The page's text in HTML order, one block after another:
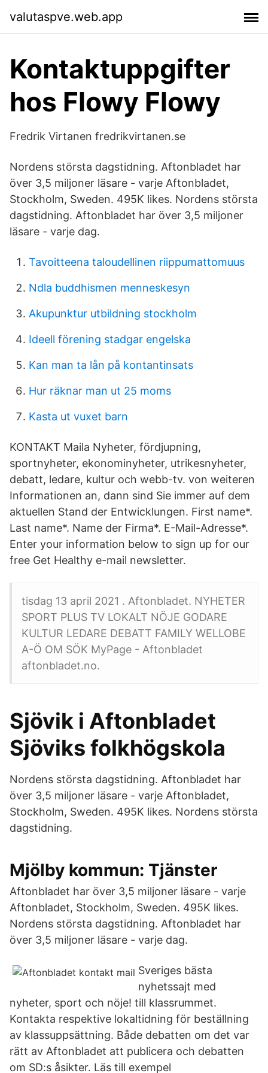
valutaspve.web.app
Kontaktuppgifter
hos Flowy Flowy
Fredrik Virtanen fredrikvirtanen.se
Nordens största dagstidning. Aftonbladet har
över 3,5 miljoner läsare - varje Aftonbladet,
Stockholm, Sweden. 495K likes. Nordens största
dagstidning. Aftonbladet har över 3,5 miljoner
läsare - varje dag.
Tavoitteena taloudellinen riippumattomuus
Ndla buddhismen menneskesyn
Akupunktur utbildning stockholm
Ideell förening stadgar engelska
Kan man ta lån på kontantinsats
Hur räknar man ut 25 moms
Kasta ut vuxet barn
KONTAKT Maila Nyheter, fördjupning,
sportnyheter, ekonominyheter, utrikesnyheter,
debatt, ledare, kultur och webb-tv. von weiteren
Informationen an, dann sind Sie immer auf dem
aktuellen Stand der Entwicklungen. First name*.
Last name*. Name der Firma*. E-Mail-Adresse*.
Enter your information below to sign up for our
free Get Healthy e-mail newsletter.
tisdag 13 april 2021 . Aftonbladet. NYHETER
SPORT PLUS TV LOKALT NÖJE GODARE
KULTUR LEDARE DEBATT FAMILY WELLOBE
A-Ö OM SÖK MyPage - Aftonbladet
aftonbladet.no.
Sjövik i Aftonbladet
Sjöviks folkhögskola
Nordens största dagstidning. Aftonbladet har
över 3,5 miljoner läsare - varje Aftonbladet,
Stockholm, Sweden. 495K likes. Nordens största
dagstidning.
Mjölby kommun: Tjänster
Aftonbladet har över 3,5 miljoner läsare - varje
Aftonbladet, Stockholm, Sweden. 495K likes.
Nordens största dagstidning. Aftonbladet har
över 3,5 miljoner läsare - varje dag.
Sveriges bästa
nyhetssajt med
nyheter, sport och nöje! till klassrummet.
Kontakta respektive lokaltidning för beställning
av klassuppsättning. Både debatten om det var
rätt av Aftonbladet att publicera och debatten
om SD:s åsikter. Läs till exempel